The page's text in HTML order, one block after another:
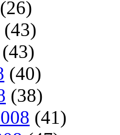
(26)
(43)
(43)
(40)
(38)
(41)